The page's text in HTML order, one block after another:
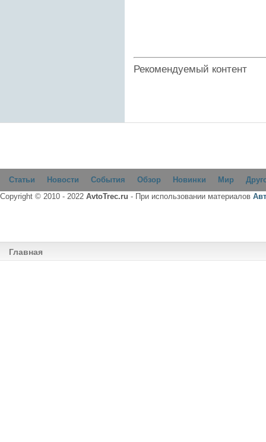
Рекомендуемый контент
Статьи Новости События Обзор Новинки Мир
Copyright © 2010 - 2022 AvtoTrec.ru - При использовании материалов
Главная